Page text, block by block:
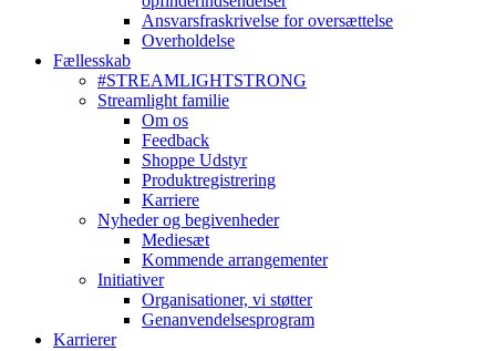
Ansvarsfraskrivelse for oversættelse
Overholdelse
Fællesskab
#STREAMLIGHTSTRONG
Streamlight familie
Om os
Feedback
Shoppe Udstyr
Produktregistrering
Karriere
Nyheder og begivenheder
Mediesæt
Kommende arrangementer
Initiativer
Organisationer, vi støtter
Genanvendelsesprogram
Karrierer